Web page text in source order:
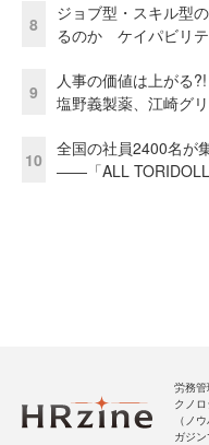
8
ジョブ型・スキル型
るのか ケイパビリ
9
人事の価値は上がる
塩野義製薬、江崎グ
10
全国の社員2400名が
――「ALL TORIDOLL
労務
クノ
（ノ
ガジン